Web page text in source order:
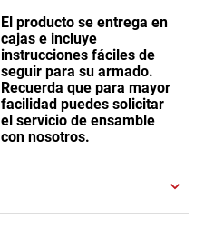
El producto se entrega en
cajas e incluye
instrucciones fáciles de
seguir para su armado.
Recuerda que para mayor
facilidad puedes solicitar
el servicio de ensamble
con nosotros.